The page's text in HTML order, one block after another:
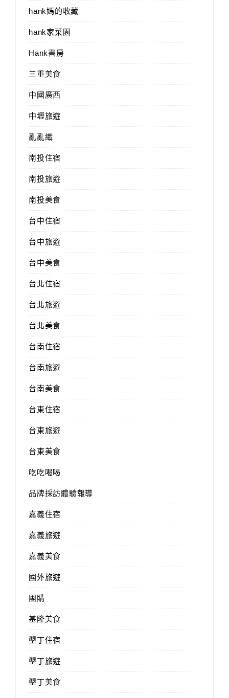
hank媽的收藏
hank家菜園
Hank書房
三重美食
中國廣西
中壢旅遊
亂亂織
南投住宿
南投旅遊
南投美食
台中住宿
台中旅遊
台中美食
台北住宿
台北旅遊
台北美食
台南住宿
台南旅遊
台南美食
台東住宿
台東旅遊
台東美食
吃吃喝喝
品牌採訪體驗報導
嘉義住宿
嘉義旅遊
嘉義美食
國外旅遊
團購
基隆美食
墾丁住宿
墾丁旅遊
墾丁美食